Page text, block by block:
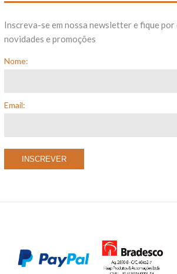
Inscreva-se em nossa newsletter e fique
novidades e promoções
Nome:
Email: